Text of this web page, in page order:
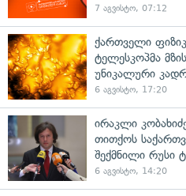
7 აგვისტო, 07:12
ქართველი
ტელესკოპმა
უნიკალური
6 აგვისტო, 17:20
ირაკლი
თითქოს
შექმნილი რუსი
6 აგვისტო, 14:20